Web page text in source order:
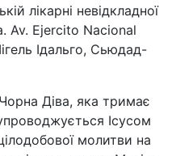
лікарні невідкладної
Av. Ejercito Nacional
Ідальго, Сьюдад-
Чорна Діва, яка тримає
Ісусом
молитви на